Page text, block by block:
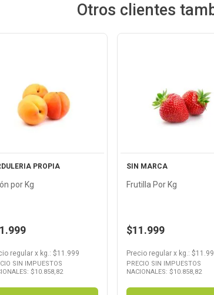
Otros clientes
Ver
Producto
PROPIA
por Kg
regular x kg.: $11.999
SIN IMPUESTOS
$10.858,82
Ver
Producto
SIN MARCA
Frutilla Por Kg
$11.999
Precio regular x kg.: $
PRECIO SIN IMPUESTOS
NACIONALES: $10.858,82